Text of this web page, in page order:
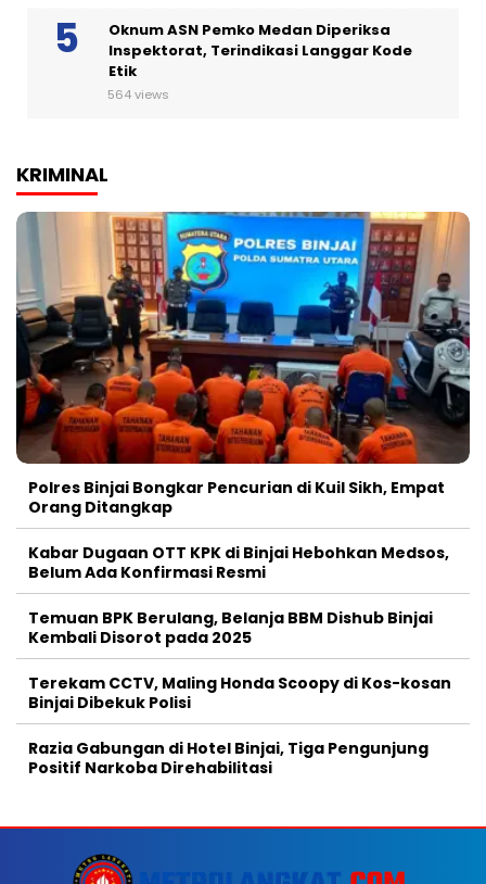
Oknum ASN Pemko Medan Diperiksa
Inspektorat, Terindikasi Langgar Kode
Etik
564 views
KRIMINAL
Polres Binjai Bongkar Pencurian di Kuil Sikh, Empat
Orang Ditangkap
Kabar Dugaan OTT KPK di Binjai Hebohkan Medsos,
Belum Ada Konfirmasi Resmi
Temuan BPK Berulang, Belanja BBM Dishub Binjai
Kembali Disorot pada 2025
Terekam CCTV, Maling Honda Scoopy di Kos-kosan
Binjai Dibekuk Polisi
Razia Gabungan di Hotel Binjai, Tiga Pengunjung
Positif Narkoba Direhabilitasi